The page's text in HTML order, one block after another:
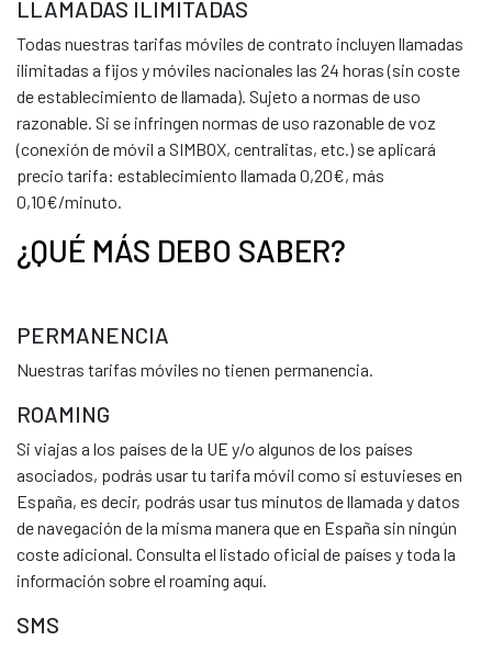
LLAMADAS ILIMITADAS
Todas nuestras tarifas móviles de contrato incluyen llamadas
ilimitadas a fijos y móviles nacionales las 24 horas (sin coste
de establecimiento de llamada). Sujeto a normas de uso
razonable. Si se infringen normas de uso razonable de voz
(conexión de móvil a SIMBOX, centralitas, etc.) se aplicará
precio tarifa: establecimiento llamada 0,20€, más
0,10€/minuto.
¿QUÉ MÁS DEBO SABER?
PERMANENCIA
Nuestras tarifas móviles no tienen permanencia.
ROAMING
Si viajas a los países de la UE y/o algunos de los países
asociados, podrás usar tu tarifa móvil como si estuvieses en
España, es decir, podrás usar tus minutos de llamada y datos
de navegación de la misma manera que en España sin ningún
coste adicional. Consulta el listado oficial de países y toda la
información sobre el roaming aquí.
SMS